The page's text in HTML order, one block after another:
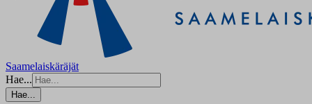
Saamelaiskäräjät
Hae...
Hae...